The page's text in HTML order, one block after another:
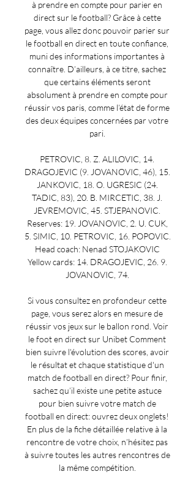
à prendre en compte pour parier en
direct sur le football? Grâce à cette
page, vous allez donc pouvoir parier sur
le football en direct en toute confiance,
muni des informations importantes à
connaître. D’ailleurs, à ce titre, sachez
que certains éléments seront
absolument à prendre en compte pour
réussir vos paris, comme l’état de forme
des deux équipes concernées par votre
pari.
PETROVIC, 8. Z. ALILOVIC, 14.
DRAGOJEVIC (9. JOVANOVIC, 46), 15.
JANKOVIC, 18. O. UGRESIC (24.
TADIC, 83), 20. B. MIRCETIC, 38. J.
JEVREMOVIC, 45. STJEPANOVIC.
Reserves: 19. JOVANOVIC, 2. U. CUK,
5. SIMIC, 10. PETROVIC, 16. POPOVIC.
Head coach: Nenad STOJAKOVIC
Yellow cards: 14. DRAGOJEVIC, 26. 9.
JOVANOVIC, 74.
Si vous consultez en profondeur cette
page, vous serez alors en mesure de
réussir vos jeux sur le ballon rond. Voir
le foot en direct sur Unibet Comment
bien suivre l'évolution des scores, avoir
le résultat et chaque statistique d'un
match de football en direct? Pour finir,
sachez qu’il existe une petite astuce
pour bien suivre votre match de
football en direct: ouvrez deux onglets!
En plus de la fiche détaillée relative à la
rencontre de votre choix, n’hésitez pas
à suivre toutes les autres rencontres de
la même compétition.